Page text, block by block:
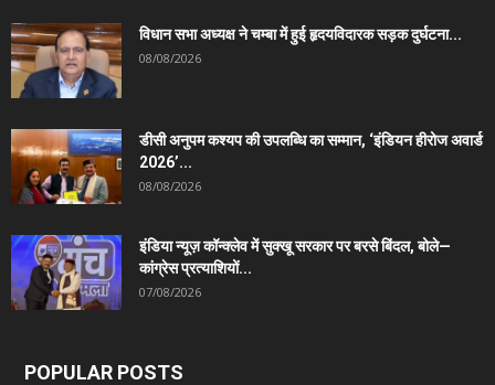
विधान सभा अध्यक्ष ने चम्बा में हुई हृदयविदारक सड़क दुर्घटना...
08/08/2026
डीसी अनुपम कश्यप की उपलब्धि का सम्मान, ‘इंडियन हीरोज अवार्ड
2026’...
08/08/2026
इंडिया न्यूज़ कॉन्क्लेव में सुक्खू सरकार पर बरसे बिंदल, बोले—
कांग्रेस प्रत्याशियों...
07/08/2026
POPULAR POSTS